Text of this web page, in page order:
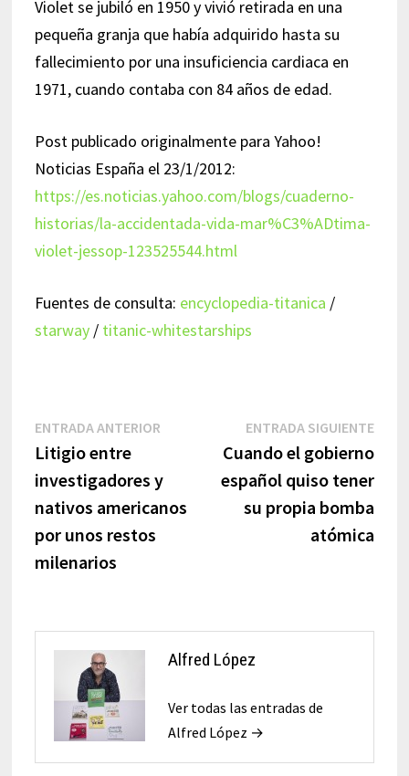
Violet se jubiló en 1950 y vivió retirada en una
pequeña granja que había adquirido hasta su
fallecimiento por una insuficiencia cardiaca en
1971, cuando contaba con 84 años de edad.
Post publicado originalmente para Yahoo!
Noticias España el 23/1/2012:
https://es.noticias.yahoo.com/blogs/cuaderno-
historias/la-accidentada-vida-mar%C3%ADtima-
violet-jessop-123525544.html
Fuentes de consulta: encyclopedia-titanica /
starway/ titanic-whitestarships
Navegación
de
entradas
ENTRADA ANTERIOREntrada
Litigio entre
investigadores y
nativos americanos
por unos restos
milenarios
ENTRADA SIGUIENTE
Cuando el gobierno
español quiso tener
su propia bomba
atómica
Alfred López
Ver todas las entradas de
Alfred López →